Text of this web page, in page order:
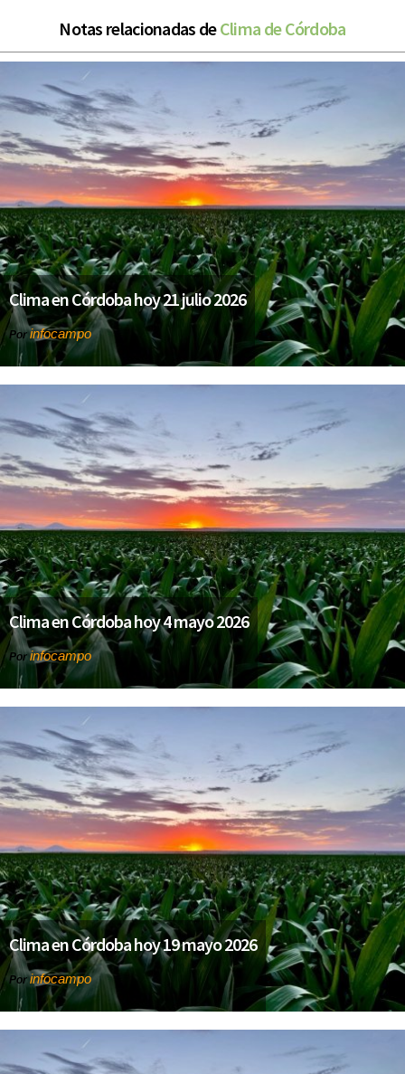
Notas relacionadas deClima de Córdoba
Clima en Córdoba hoy 21 julio 2026
Porinfocampo
Clima en Córdoba hoy 4 mayo 2026
Por infocampo
Clima en Córdoba hoy 19 mayo 2026
Porinfocampo